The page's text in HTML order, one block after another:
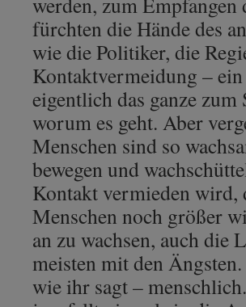
fürchten die Hände des
wie die Politiker, die
Kontaktvermeidung –
eigentlich das ganze
worum es geht. Aber
Menschen sind so
bewegen und
Kontakt vermieden wird,
Menschen noch größer
an zu wachsen, auch die
meisten mit den
wie ihr sagt –